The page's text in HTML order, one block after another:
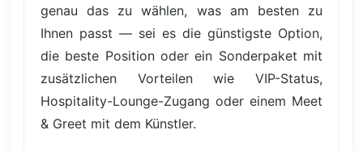
genau das zu wählen, was am besten zu
Ihnen passt — sei es die günstigste Option,
die beste Position oder ein Sonderpaket mit
zusätzlichen Vorteilen wie VIP-Status,
Hospitality-Lounge-Zugang oder einem Meet
& Greet mit dem Künstler.